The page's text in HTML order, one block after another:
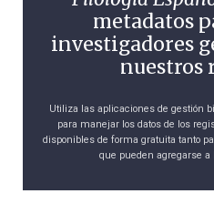
metadatos
investigadores
nuestros
Utiliza las aplicaciones de gestión
para manejar los datos de los
disponibles de forma gratuita tanto
que pueden agregarse a